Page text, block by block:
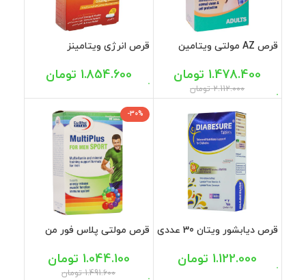
قرص AZ مولتی ویتامین
یوروویتال 60 عددی
2.112.000 تومان
1.478.400 تومان
قرص انرژی ویتامینز
1.854.600 تومان
قرص دیابشور ویتان 30 عددی
1.122.000 تومان
-30%
قرص مولتی پلاس فور من
1.491.600 تومان
1.044.100 تومان